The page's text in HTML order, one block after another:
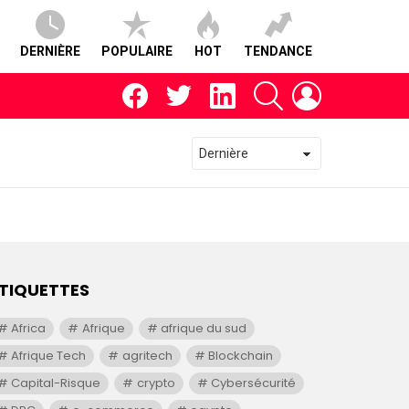
DERNIÈRE POPULAIRE HOT TENDANCE
facebooktwitter linkedin RECHERCHE
Africa Afrique
afrique du sud
Afrique Tech
agritech
Blockchain
Capital-Risque
crypto
Cybersécurité